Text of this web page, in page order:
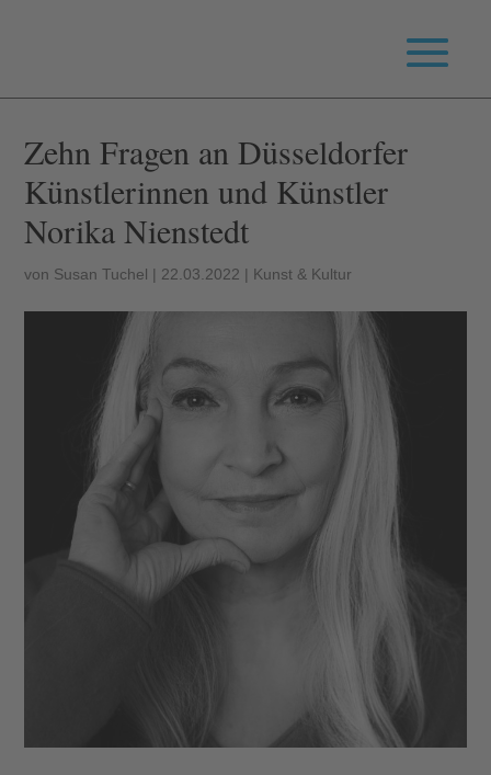
Zehn Fragen an Düsseldorfer
Künstlerinnen und Künstler
Norika Nienstedt
von Susan Tuchel | 22.03.2022 | Kunst & Kultur